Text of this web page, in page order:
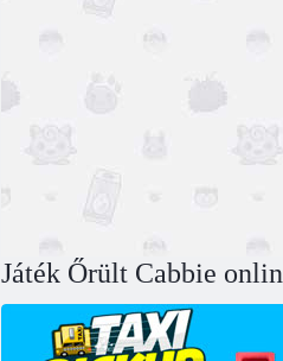
Játék Őrült Cabbie